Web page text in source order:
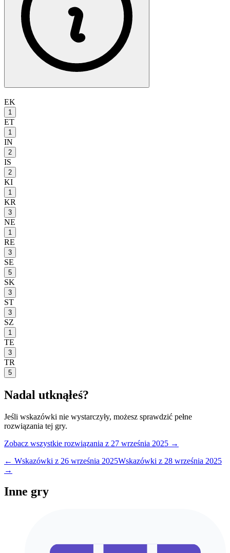
EK
1
ET
1
IN
2
IS
2
KI
1
KR
3
NE
1
RE
3
SE
5
SK
3
ST
3
SZ
1
TE
3
TR
5
Nadal utknąłeś?
Jeśli wskazówki nie wystarczyły, możesz sprawdzić pełne
rozwiązania tej gry.
Zobacz wszystkie rozwiązania z 27 września 2025 →
← Wskazówki z 26 września 2025Wskazówki z 28 września 2025
→
Inne gry